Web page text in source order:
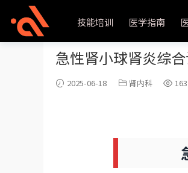
技能培训 医学指南
当前位置：首页 医学病例 肾内科
急性肾小球肾炎综
2025-06-18 肾内科 163